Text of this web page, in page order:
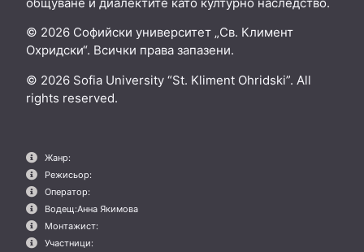
© 2026 Софийски университет „Св. Климент
Охридски“. Всички права запазени.
© 2026 Sofia University “St. Kliment Ohridski”. All
rights reserved.
Жанр:
Режисьор:
Оператор:
Водещ:Анна Якимова
Монтажист:
Участници: